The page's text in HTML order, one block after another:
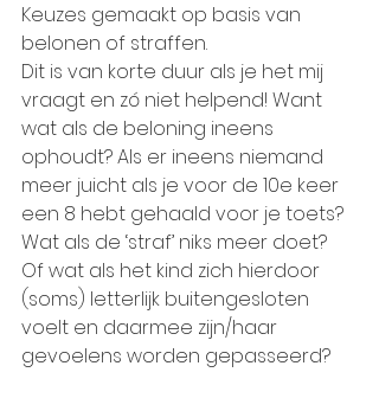
Keuzes gemaakt op basis van
belonen of straffen.
Dit is van korte duur als je het mij
vraagt en zó niet helpend! Want
wat als de beloning ineens
ophoudt? Als er ineens niemand
meer juicht als je voor de 10e keer
een 8 hebt gehaald voor je toets?
Wat als de ‘straf’ niks meer doet?
Of wat als het kind zich hierdoor
(soms) letterlijk buitengesloten
voelt en daarmee zijn/haar
gevoelens worden gepasseerd?